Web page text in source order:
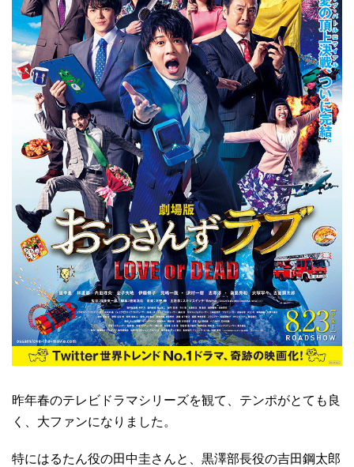
昨年春のテレビドラマシリーズを観て、テンポがとても良
く、大ファンになりました。
特にはるたん役の田中圭さんと、黒澤部長役の吉田鋼太郎